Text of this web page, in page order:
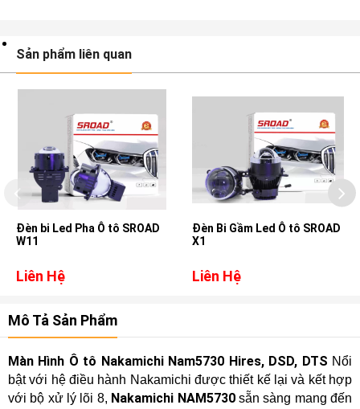
Sản phẩm liên quan
Đèn bi Led Pha Ô tô SROAD
W11
Liên Hệ
Đèn Bi Gầm Led Ô tô SROAD
X1
Liên Hệ
Mô Tả Sản Phẩm
Màn Hình Ô tô Nakamichi Nam5730 Hires, DSD, DTS Nổi
bật với hệ điều hành Nakamichi được thiết kế lại và kết hợp
với bộ xử lý lõi 8, Nakamichi NAM5730sẵn sàng mang đến